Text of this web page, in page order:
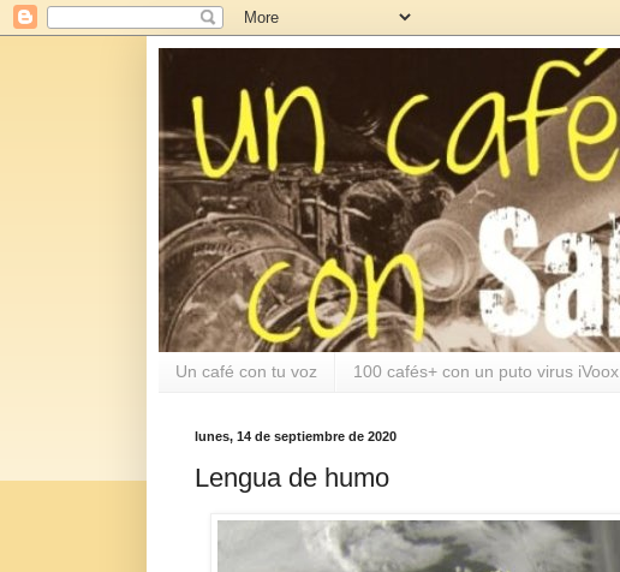
Un café con tu voz 100 cafés+ con un puto virus iVoox
lunes, 14 de septiembre de 2020
Lengua de humo